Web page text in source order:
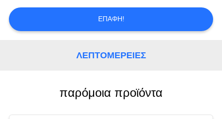
ΕΠΙΚΟΙΝΩΝΉΣΤΕ
ΜΑΖΊ
ΥΠΟΘΈΣΕΙΣ
ΕΠΑΦΉ!
ΛΕΠΤΟΜΈΡΕΙΕΣ
παρόμοια προϊόντα